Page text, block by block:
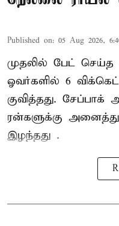
Published on: 05 Aug 2026,
முதலில் பேட்
ஓவர்களில் 6
குவித்தது. சேப்பாக்
ரன்களுக்கு
இழந்தது .